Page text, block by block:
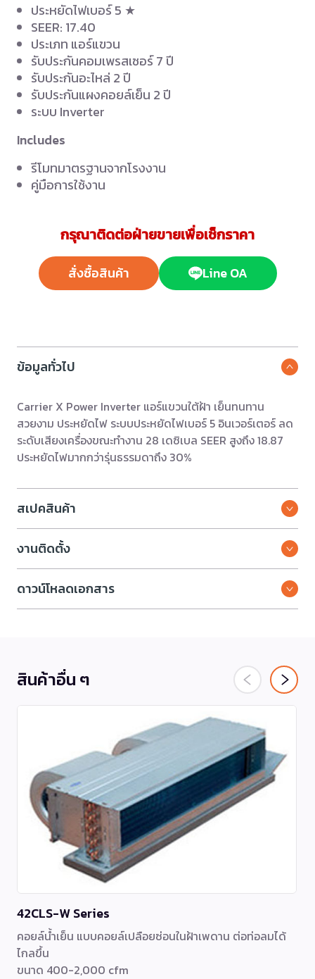
ประหยัดไฟเบอร์ 5 ★
SEER: 17.40
ประเภท แอร์แขวน
รับประกันคอมเพรสเซอร์ 7 ปี
รับประกันอะไหล่ 2 ปี
รับประกันแผงคอยล์เย็น 2 ปี
ระบบ Inverter
Includes
รีโมทมาตรฐานจากโรงงาน
คู่มือการใช้งาน
กรุณาติดต่อฝ่ายขายเพื่อเช็กราคา
สั่งซื้อสินค้า Line OA
ข้อมูลทั่วไป
Carrier X Power Inverter แอร์แขวนใต้ฝ้า เย็นทนทาน
สวยงาม ประหยัดไฟ ระบบประหยัดไฟเบอร์ 5 อินเวอร์เตอร์ ลด
ระดับเสียงเครื่องขณะทำงาน 28 เดซิเบล SEER สูงถึง 18.87
ประหยัดไฟมากกว่ารุ่นธรรมดาถึง 30%
สเปคสินค้า
งานติดตั้ง
ดาวน์โหลดเอกสาร
สินค้าอื่น ๆ
42CLS-W Series
คอยล์น้ำเย็น แบบคอยล์เปลือยซ่อนในฝ้าเพดาน ต่อท่อลมได้
ไกลขึ้น
ขนาด 400-2,000 cfm